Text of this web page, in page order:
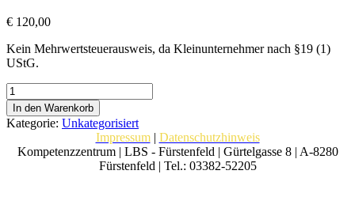
€ 120,00
Kein Mehrwertsteuerausweis, da Kleinunternehmer nach §19 (1)
UStG.
Vorbereitungskurs
1
für
die
Lehrabschlussprüfung
für
In den Warenkorb
Kategorie: Unkategorisiert
Impressum| Datenschutzhinweis
Kompetenzzentrum | LBS - Fürstenfeld | Gürtelgasse 8 | A-8280
Fürstenfeld | Tel.: 03382-52205